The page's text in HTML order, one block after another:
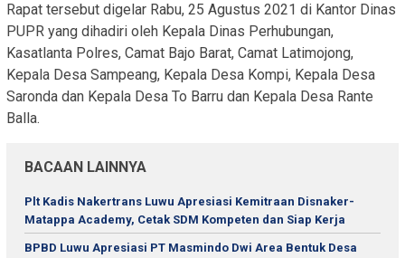
Rapat tersebut digelar Rabu, 25 Agustus 2021 di Kantor Dinas
PUPR yang dihadiri oleh Kepala Dinas Perhubungan,
Kasatlanta Polres, Camat Bajo Barat, Camat Latimojong,
Kepala Desa Sampeang, Kepala Desa Kompi, Kepala Desa
Saronda dan Kepala Desa To Barru dan Kepala Desa Rante
Balla.
BACAAN LAINNYA
Plt Kadis Nakertrans Luwu Apresiasi Kemitraan Disnaker-
Matappa Academy, Cetak SDM Kompeten dan Siap Kerja
BPBD Luwu Apresiasi PT Masmindo Dwi Area Bentuk Desa